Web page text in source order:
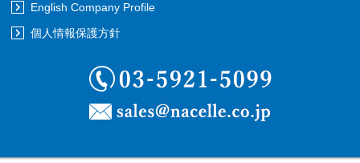
English Company Profile
個人情報保護方針